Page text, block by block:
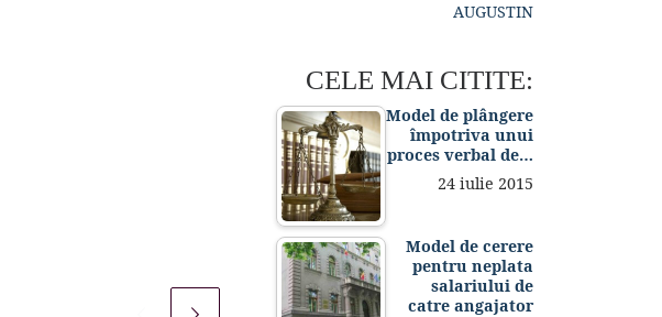
AUGUSTIN
CELE MAI CITITE:
Model de plângere
împotriva unui
proces verbal de…
24 iulie 2015
Model de cerere
pentru neplata
salariului de
catre angajator